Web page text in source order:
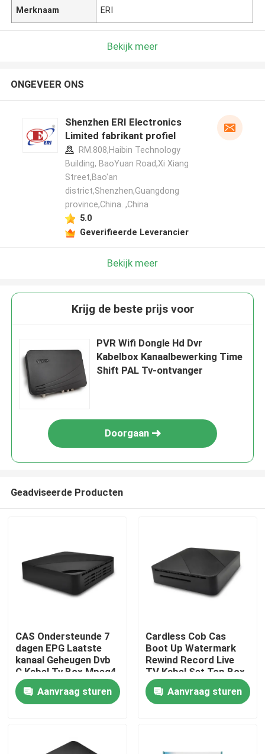
Thuis
VR-show
Merknaam ERI
Bekijk meer
ONGEVEER ONS
Shenzhen ERI Electronics
Limited fabrikant profiel
RM.808,Haibin Technology
Building, BaoYuan Road,Xi Xiang
Street,Bao'an
district,Shenzhen,Guangdong
province,China. ,China
5.0
Geverifieerde Leverancier
Bekijk meer
Krijg de beste prijs voor
PVR Wifi Dongle Hd Dvr
Kabelbox Kanaalbewerking Time
Shift PAL Tv-ontvanger
Doorgaan
Geadviseerde Producten
CAS Ondersteunde 7
dagen EPG Laatste
kanaal Geheugen Dvb
C Kabel Tv Box Mpeg4
Hd
Aanvraag sturen
Cardless Cob Cas
Boot Up Watermark
Rewind Record Live
TV Kabel Set Top Box
Aanvraag sturen